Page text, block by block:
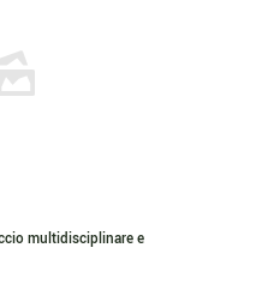
multidisciplinare e